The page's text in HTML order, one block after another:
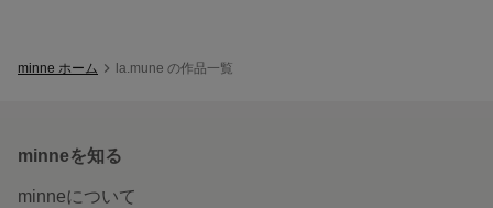
minne ホーム la.mune の作品一覧
minneを知る
minneについて